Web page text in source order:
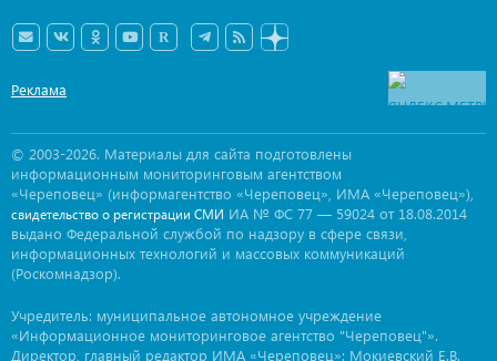
Реклама
© 2003-2026. Материалы для сайта подготовлены
информационным мониторинговым агентством
«Череповец» (информагентство «Череповец», ИМА «Череповец»),
свидетельство о регистрации СМИ ИА № ФС 77 — 59024 от 18.08.2014
выдано Федеральной службой по надзору в сфере связи,
информационных технологий и массовых коммуникаций
(Роскомнадзор).
Учредитель: муниципальное автономное учреждение
«Информационное мониторинговое агентство "Череповец"».
Директор, главный редактор ИМА «Череповец»: Мокиевский Е.В.